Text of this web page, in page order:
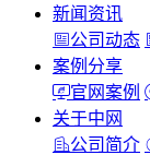
新闻资讯
公司动态
案例分享
官网案例
关于中网
公司简介